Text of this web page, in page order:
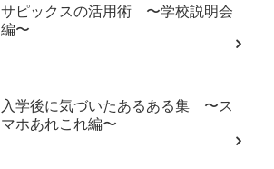
サピックスの活用術 〜学校説明会
編〜
入学後に気づいたあるある集 〜ス
マホあれこれ編〜